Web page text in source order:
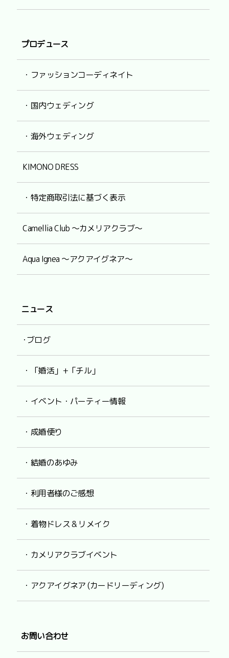
プロデュース
・ファッションコーディネイト
・国内ウェディング
・海外ウェディング
KIMONO DRESS
・特定商取引法に基づく表示
Camellia Club ～カメリアクラブ～
Aqua Ignea ～アクアイグネア～
ニュース
･ブログ
・「婚活」+「チル」
・イベント・パーティー情報
・成婚便り
・結婚のあゆみ
・利用者様のご感想
・着物ドレス & リメイク
・カメリアクラブイベント
・アクアイグネア (カードリーディング)
お問い合わせ